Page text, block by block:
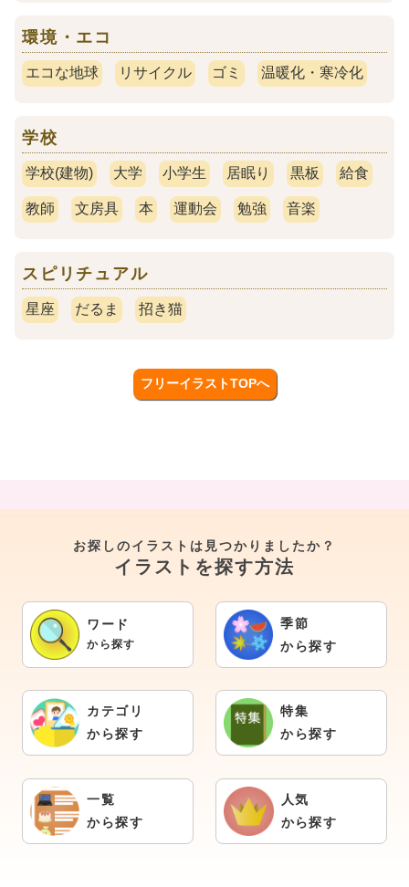
環境・エコ
エコな地球 リサイクル ゴミ 温暖化・寒冷化
学校
学校(建物) 大学 小学生 居眠り 黒板 給食
教師 文房具 本 運動会 勉強 音楽
スピリチュアル
星座 だるま 招き猫
フリーイラストTOPへ
お探しのイラストは見つかりましたか？
イラストを探す方法
ワード
から探す
季節
から探す
カテゴリ
から探す
特集
から探す
一覧
から探す
人気
から探す